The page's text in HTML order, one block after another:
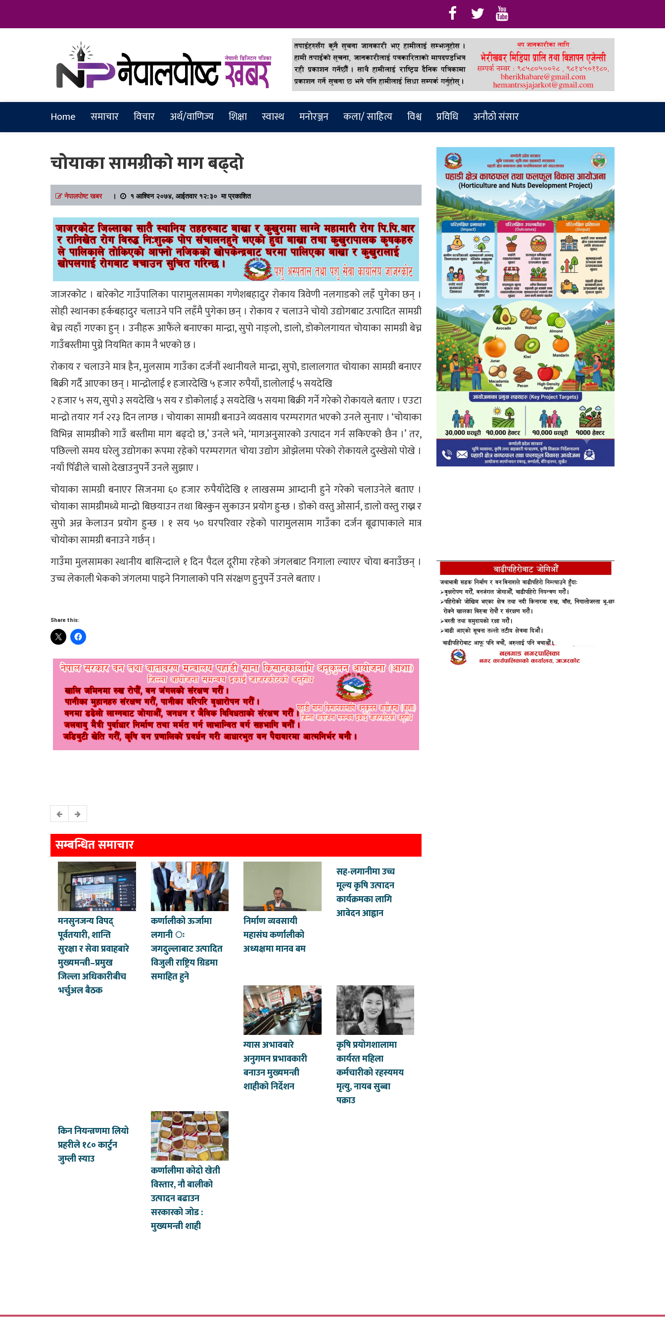
Nepalpostkhabar
Home समाचार विचार अर्थ/वाणिज्य शिक्षा स्वास्थ मनाेरञ्जन कला/ साहित्य विश्व प्रविधि अनौठो संसार
चोयाका सामग्रीको माग बढ्दो
नेपालपोष्ट खबर। १ आश्विन २०७४, आईतवार १२:३० मा प्रकाशित
जाजरकोट । बारेकोट गाउँपालिका पारामुलसामका गणेशबहादुर रोकाय त्रिवेणी नलगाडको लहँ पुगेका छन् ।
सोही स्थानका हर्कबहादुर चलाउने पनि लहँमै पुगेका छन् । रोकाय र चलाउने चोयो उद्योगबाट उत्पादित सामग्री
बेच्न त्यहाँ गएका हुन् । उनीहरू आफैंले बनाएका मान्द्रा, सुपो नाङ्लो, डालो, डोकोलगायत चोयाका सामग्री बेच्न
गाउँबस्तीमा पुग्ने नियमित काम नै भएको छ ।
रोकाय र चलाउने मात्र हैन, मुलसाम गाउँका दर्जनौं स्थानीयले मान्द्रा, सुपो, डालालगात चोयाका सामग्री बनाएर
बिक्री गर्दै आएका छन् । मान्द्रोलाई १ हजारदेखि ५ हजार रुपैयाँ, डालोलाई ५ सयदेखि
२ हजार ५ सय, सुपो ३ सयदेखि ५ सय र डोकोलाई ३ सयदेखि ५ सयमा बिक्री गर्ने गरेको रोकायले बताए । एउटा
मान्द्रो तयार गर्न २र३ दिन लाग्छ । चोयाका सामग्री बनाउने व्यवसाय परम्परागत भएको उनले सुनाए । ‘चोयाका
विभिन्न सामग्रीको गाउँ बस्तीमा माग बढ्दो छ,’ उनले भने, ‘मागअनुसारको उत्पादन गर्न सकिएको छैन ।’ तर,
पछिल्लो समय घरेलु उद्योगका रूपमा रहेको परम्परागत चोया उद्योग ओझेलमा परेको रोकायले दुस्खेसो पोखे ।
नयाँ पिँढीले चासो देखाउनुपर्ने उनले सुझाए ।
चोयाका सामग्री बनाएर सिजनमा ६० हजार रुपैयाँदेखि १ लाखसम्म आम्दानी हुने गरेको चलाउनेले बताए ।
चोयाका सामग्रीमध्ये मान्द्रो बिछयाउन तथा बिस्कुन सुकाउन प्रयोग हुन्छ । डोको वस्तु ओसार्न, डालो वस्तु राख्न र
सुपो अन्न केलाउन प्रयोग हुन्छ । १ सय ५० घरपरिवार रहेको पारामुलसाम गाउँका दर्जन बूढापाकाले मात्र
चोयोका सामग्री बनाउने गर्छन् ।
गाउँमा मुलसामका स्थानीय बासिन्दाले १ दिन पैदल दूरीमा रहेको जंगलबाट निगाला ल्याएर चोया बनाउँछन् ।
उच्च लेकाली भेकको जंगलमा पाइने निगालाको पनि संरक्षण हुनुपर्ने उनले बताए ।
Share this:
सम्बन्धित समाचार
मनसुनजन्य विपद्
पूर्वतयारी, शान्ति
सुरक्षा र सेवा प्रवाहबारे
मुख्यमन्त्री–प्रमुख
जिल्ला अधिकारीबीच
भर्चुअल बैठक
कर्णालीको ऊर्जामा
लगानी ः
जगदुल्लाबाट उत्पादित
विजुली राष्ट्रिय ग्रिडमा
समाहित हुने
निर्माण व्यवसायी
महासंघ कर्णालीको
अध्यक्षमा मानव बम
सह-लगानीमा उच्च
मूल्य कृषि उत्पादन
कार्यक्रमका लागि
आवेदन आह्वान
ग्यास अभावबारे
अनुगमन प्रभावकारी
बनाउन मुख्यमन्त्री
शाहीको निर्देशन
कृषि प्रयोगशालामा
कार्यरत महिला
कर्मचारीको रहस्यमय
मृत्यु, नायब सुब्बा
पक्राउ
किन नियन्त्रणमा लियो
प्रहरीले १८० कार्टुन
जुम्ली स्याउ
कर्णालीमा कोदो खेती
विस्तार, नौ बालीको
उत्पादन बढाउन
सरकारको जोड :
मुख्यमन्त्री शाही